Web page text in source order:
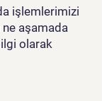
işlemlerimizi
aşamada
olarak